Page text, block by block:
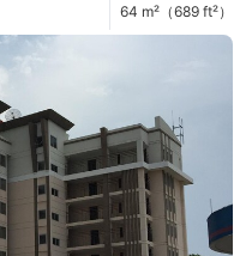
64 m²（689 ft²）